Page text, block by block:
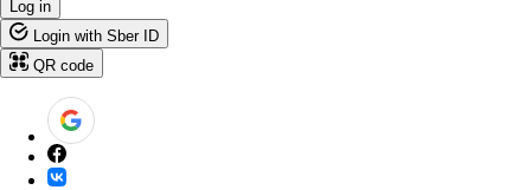
Log in
Login with Sber ID
QR code